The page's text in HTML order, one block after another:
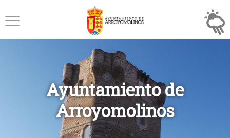
Ayuntamiento de
Arroyomolinos